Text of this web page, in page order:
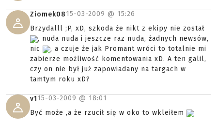
Ziomek0815-03-2009 @ 15:26
Brzydalll ;P, xD, szkoda że nikt z ekipy nie został
, nuda nuda i jeszcze raz nuda, żadnych newsów,
nic
, a czuje że jak Promant wróci to totalnie mi
zabierze możliwość komentowania xD. A ten galil,
czy on nie był już zapowiadany na targach w
tamtym roku xD?
v115-03-2009 @ 18:01
Być może ,a że rzucił się w oko to wkleiłem